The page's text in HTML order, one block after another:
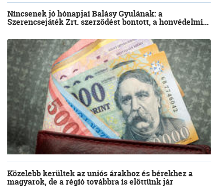
Nincsenek jó hónapjai Balásy Gyulának: a
Szerencsejáték Zrt. szerződést bontott, a honvédelmi...
Közelebb kerültek az uniós árakhoz és bérekhez a
magyarok, de a régió továbbra is előttünk jár